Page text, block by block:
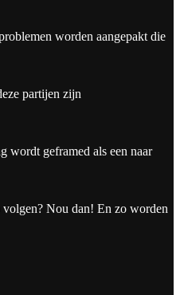
worden aangepakt die
partijen zijn
wordt geframed als een naar
Nou dan! En zo worden